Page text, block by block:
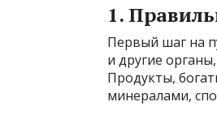
1.
Первый шаг на
и другие
Продукты,
минералами,